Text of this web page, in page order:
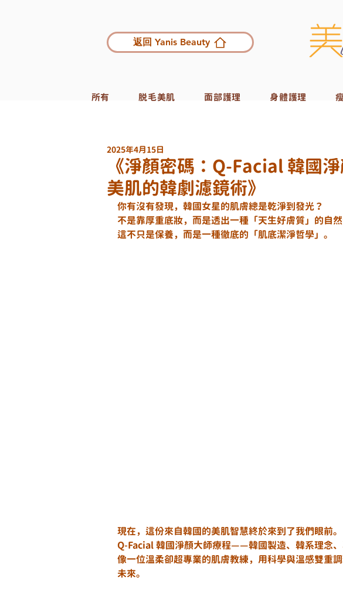
返回 Yanis Beauty
所有 脱毛美肌 面部護理 身體護理
《淨顏密碼：Q-Facial 韓國
美肌的韓劇濾鏡術》
2025年4月15日
你有沒有發現，韓國女星的肌膚總是乾淨到發光？
不是靠厚重底妝，而是透出一種「天生好膚質」的自然
這不只是保養，而是一種徹底的「肌底潔淨哲學」。
現在，這份來自韓國的美肌智慧終於來到了我們眼前。
Q-Facial 韓國淨顏大師療程——韓國製造、韓系理念、
像一位溫柔卻超專業的肌膚教練，用科學與溫感雙重
未來。